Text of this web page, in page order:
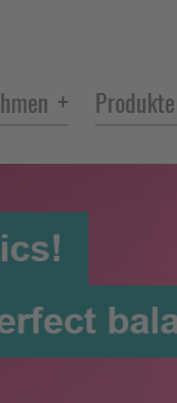
+ Produkte